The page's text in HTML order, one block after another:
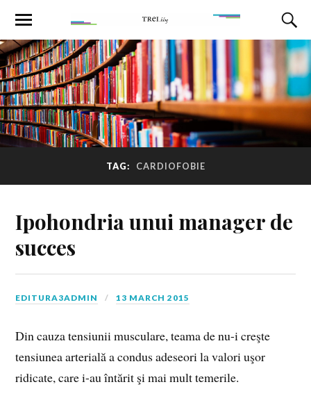
TAG: CARDIOFOBIE
Ipohondria unui manager de
succes
EDITURA3ADMIN 13 MARCH 2015
Din cauza tensiunii musculare, teama de nu-i creşte
tensiunea arterială a condus adeseori la valori uşor
ridicate, care i-au întărit şi mai mult temerile.